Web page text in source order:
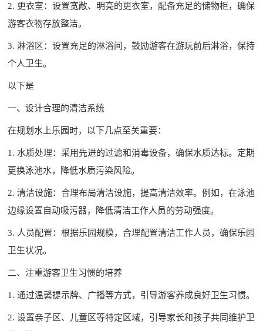
2. 更衣室：设置宽敞、明亮的更衣室，配备充足的储物柜，确保
游客衣物存放整洁。
3. 淋浴区：设置充足的淋浴间，鼓励游客在游玩前后淋浴，保持
个人卫生。
以下是
一、设计合理的清洁系统
在规划水上乐园时，以下几点至关重要：
1. 水质处理：采用先进的过滤和消毒设备，确保水质达标。定期
更换泳池水，降低水质污染风险。
2. 清洁设施：合理布局清洁设施，提高清洁效率。例如，在泳池
边缘设置自动吸污器，降低清洁工作人员的劳动强度。
3. 人员配置：根据乐园规模，合理配置清洁工作人员，确保乐园
卫生状况。
二、注重游客卫生习惯的培养
1. 通过温馨提示牌、广播等方式，引导游客养成良好卫生习惯。
2. 设置亲子区、儿童区等特定区域，引导家长和孩子共同维护卫